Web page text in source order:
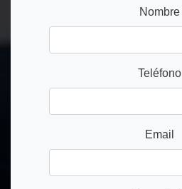
Nombre
Teléfono
Email